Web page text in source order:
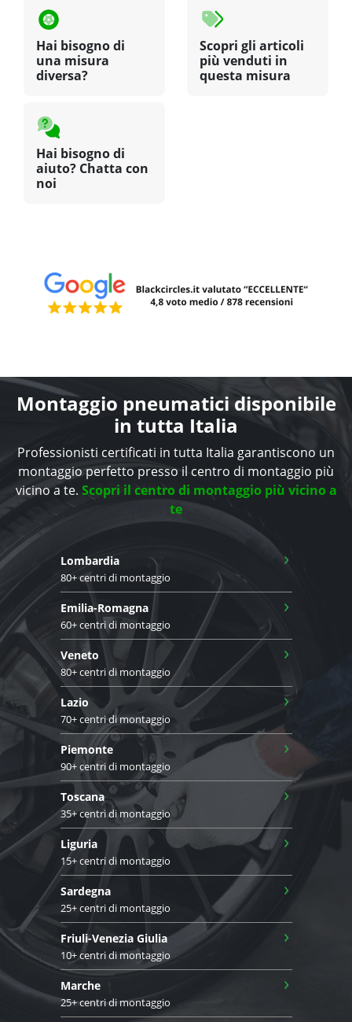
Hai bisogno di
una misura
diversa?
Scopri gli articoli
più venduti in
questa misura
Hai bisogno di
aiuto? Chatta con
noi
Montaggio pneumatici disponibile
in tutta Italia
Professionisti certificati in tutta Italia garantiscono un
montaggio perfetto presso il centro di montaggio più
vicino a te. Scopri il centro di montaggio più vicino a
te
Lombardia
80+ centri di montaggio
›
Emilia-Romagna
60+ centri di montaggio
›
Veneto
80+ centri di montaggio
›
Lazio
70+ centri di montaggio
›
Piemonte
90+ centri di montaggio
›
Toscana
35+ centri di montaggio
›
Liguria
15+ centri di montaggio
›
Sardegna
25+ centri di montaggio
›
Friuli-Venezia Giulia
10+ centri di montaggio
›
Marche
25+ centri di montaggio
›